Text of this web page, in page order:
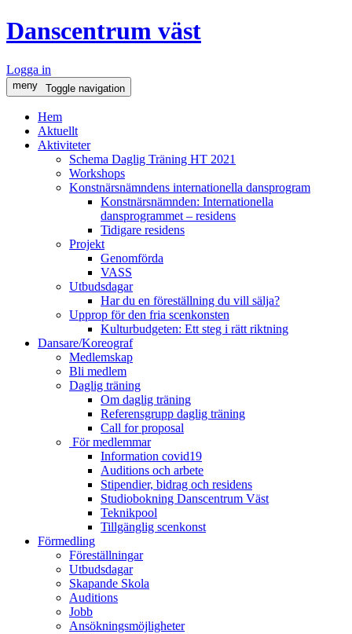
Danscentrum väst
Logga in
meny Toggle navigation
Hem
Aktuellt
Aktiviteter
Schema Daglig Träning HT 2021
Workshops
Konstnärsnämndens internationella dansprogram
Konstnärsnämnden: Internationella
dansprogrammet – residens
Tidigare residens
Projekt
Genomförda
VASS
Utbudsdagar
Har du en föreställning du vill sälja?
Upprop för den fria scenkonsten
Kulturbudgeten: Ett steg i rätt riktning
Dansare/Koreograf
Medlemskap
Bli medlem
Daglig träning
Om daglig träning
Referensgrupp daglig träning
Call for proposal
För medlemmar
Information covid19
Auditions och arbete
Stipendier, bidrag och residens
Studiobokning Danscentrum Väst
Teknikpool
Tillgänglig scenkonst
Förmedling
Föreställningar
Utbudsdagar
Skapande Skola
Auditions
Jobb
Ansökningsmöjligheter